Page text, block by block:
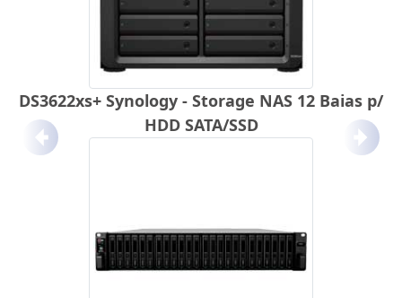
DS3622xs+ Synology - Storage NAS 12 Baias p/
HDD SATA/SSD
Anterior